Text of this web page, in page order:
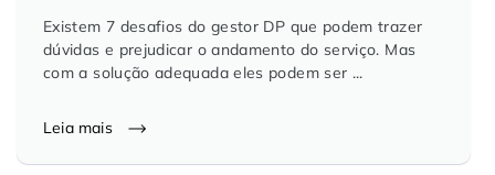
Existem 7 desafios do gestor DP que podem trazer
dúvidas e prejudicar o andamento do serviço. Mas
com a solução adequada eles podem ser ...
Leia mais